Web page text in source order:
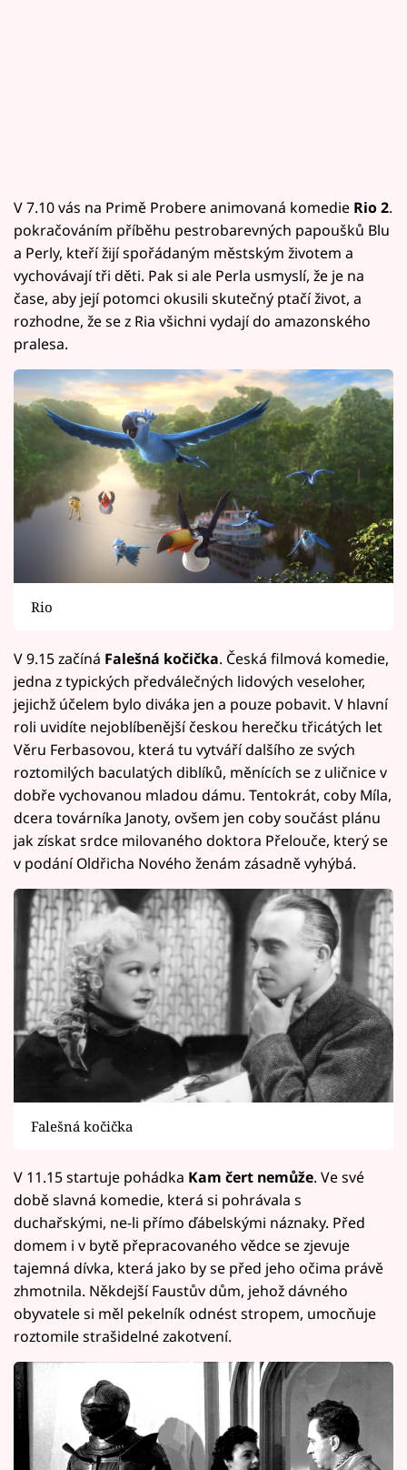
V 7.10 vás na Primě Probere animovaná komedie Rio 2.
pokračováním příběhu pestrobarevných papoušků Blu
a Perly, kteří žijí spořádaným městským životem a
vychovávají tři děti. Pak si ale Perla usmyslí, že je na
čase, aby její potomci okusili skutečný ptačí život, a
rozhodne, že se z Ria všichni vydají do amazonského
pralesa.
Rio
V 9.15 začíná Falešná kočička. Česká filmová komedie,
jedna z typických předválečných lidových veseloher,
jejichž účelem bylo diváka jen a pouze pobavit. V hlavní
roli uvidíte nejoblíbenější českou herečku třicátých let
Věru Ferbasovou, která tu vytváří dalšího ze svých
roztomilých baculatých diblíků, měnících se z uličnice v
dobře vychovanou mladou dámu. Tentokrát, coby Míla,
dcera továrníka Janoty, ovšem jen coby součást plánu
jak získat srdce milovaného doktora Přelouče, který se
v podání Oldřicha Nového ženám zásadně vyhýbá.
Falešná kočička
V 11.15 startuje pohádka Kam čert nemůže. Ve své
době slavná komedie, která si pohrávala s
duchařskými, ne-li přímo ďábelskými náznaky. Před
domem i v bytě přepracovaného vědce se zjevuje
tajemná dívka, která jako by se před jeho očima právě
zhmotnila. Někdejší Faustův dům, jehož dávného
obyvatele si měl pekelník odnést stropem, umocňuje
roztomile strašidelné zakotvení.